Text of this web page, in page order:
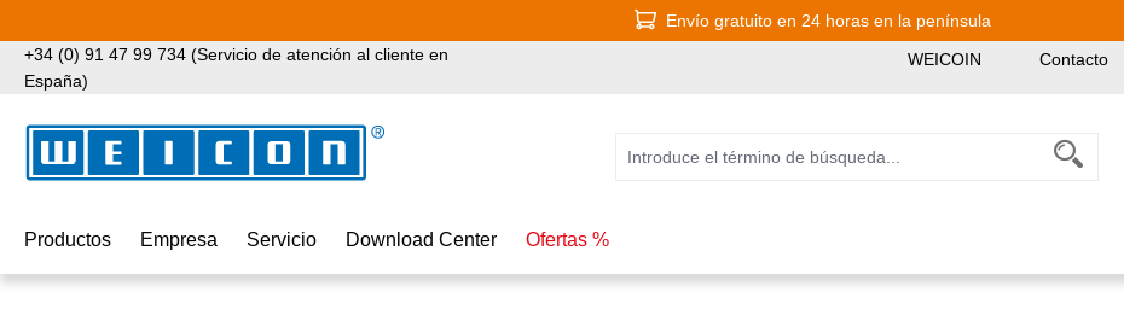
Envío gratuito en 24 horas en la península
+34 (0) 91 47 99 734 (Servicio de atención al cliente en
España)
WEICOIN Contacto
Productos Empresa Servicio Download Center Ofertas %